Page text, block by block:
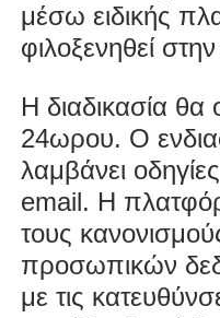
μέσω ειδικής
φιλοξενηθεί
Η διαδικασία θα
24ωρου. Ο
λαμβάνει
email. Η
τους
προσωπικών
με τις